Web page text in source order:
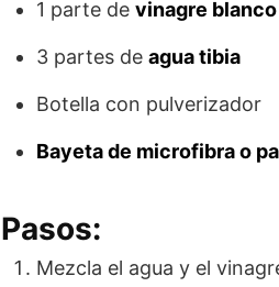
1 parte de vinagre blanco
3 partes de agua tibia
Botella con pulverizador
Bayeta de microfibra o
Pasos:
Mezcla el agua y el